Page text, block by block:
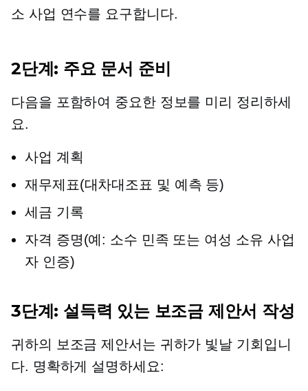
소 사업 연수를 요구합니다.
2단계: 주요 문서 준비
다음을 포함하여 중요한 정보를 미리 정리하세
요.
사업 계획
재무제표(대차대조표 및 예측 등)
세금 기록
자격 증명(예: 소수 민족 또는 여성 소유 사업
자 인증)
3단계: 설득력 있는 보조금 제안서 작성
귀하의 보조금 제안서는 귀하가 빛날 기회입니
다. 명확하게 설명하세요: